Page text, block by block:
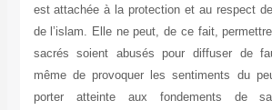
est attachée à la protection et au respect
de l’islam. Elle ne peut, de ce fait,
sacrés soient abusés pour diffuser de
même de provoquer les sentiments du
porter atteinte aux fondements de